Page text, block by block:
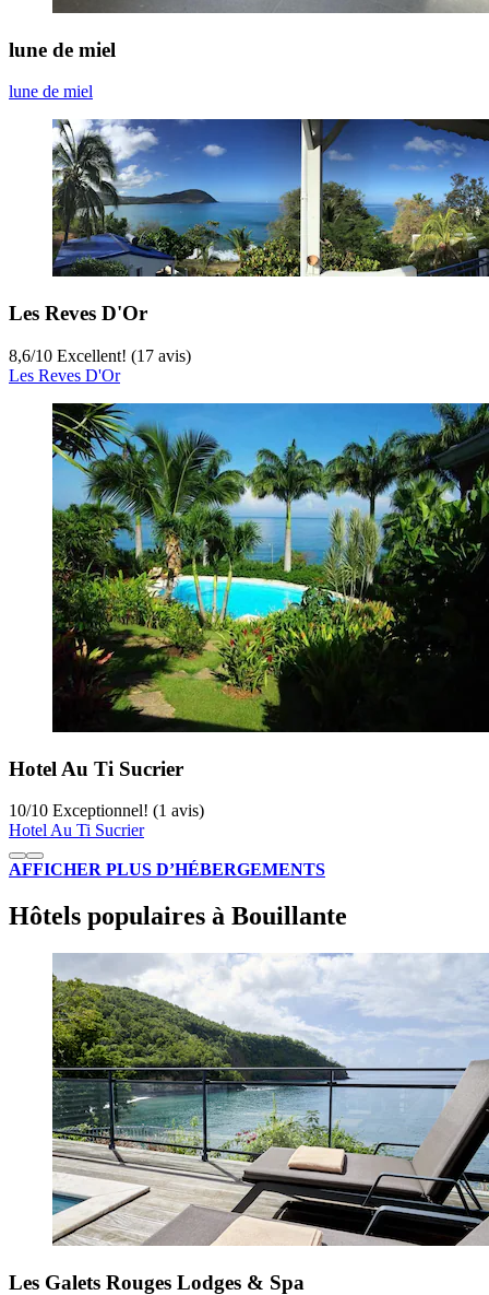
lune de miel
lune de miel
Les Reves D'Or
8,6/10 Excellent! (17 avis)
Les Reves D'Or
Hotel Au Ti Sucrier
10/10 Exceptionnel! (1 avis)
Hotel Au Ti Sucrier
AFFICHER PLUS D’HÉBERGEMENTS
Hôtels populaires à Bouillante
Les Galets Rouges Lodges & Spa